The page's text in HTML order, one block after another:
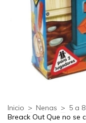
Inicio > Nenas > 5 a
Breack Out Que no se